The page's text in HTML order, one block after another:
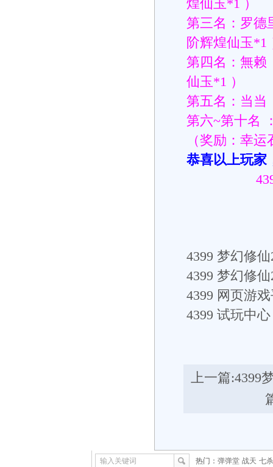
煌仙玉*1 ）
第三名：罗德
阶辉煌仙玉*1
第四名：無赖
仙玉*1 ）
第五名：当当
第六~第十名
（奖励：幸
恭喜以上玩家
4399 梦幻修仙
4399 梦幻修
4399 网页游
4399 试玩中心
上一篇:4399
输入关键词 热门： 弹弹堂 战天 七杀